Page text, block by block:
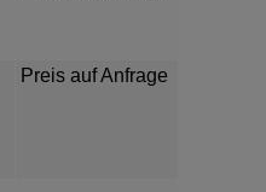
Preis auf Anfrage